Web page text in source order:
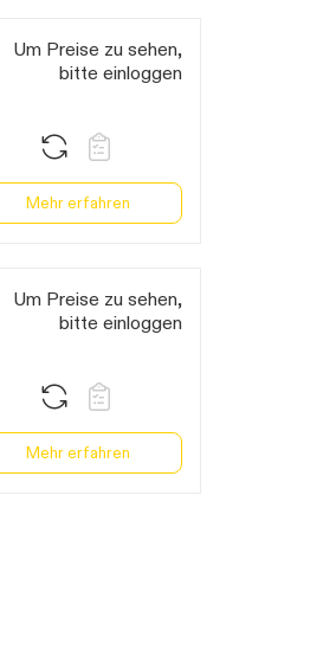
Um Preise zu sehen,
bitte einloggen
Mehr erfahren
Um Preise zu sehen,
bitte einloggen
Mehr erfahren